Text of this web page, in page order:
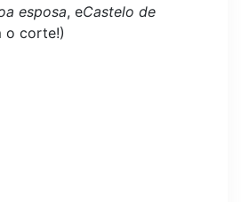
esposa, eCastelo de
o corte!)